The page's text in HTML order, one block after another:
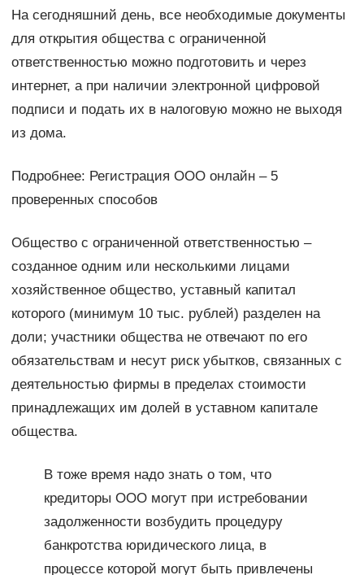
На сегодняшний день, все необходимые документы
для открытия общества с ограниченной
ответственностью можно подготовить и через
интернет, а при наличии электронной цифровой
подписи и подать их в налоговую можно не выходя
из дома.
Подробнее: Регистрация ООО онлайн – 5
проверенных способов
Общество с ограниченной ответственностью –
созданное одним или несколькими лицами
хозяйственное общество, уставный капитал
которого (минимум 10 тыс. рублей) разделен на
доли; участники общества не отвечают по его
обязательствам и несут риск убытков, связанных с
деятельностью фирмы в пределах стоимости
принадлежащих им долей в уставном капитале
общества.
В тоже время надо знать о том, что
кредиторы ООО могут при истребовании
задолженности возбудить процедуру
банкротства юридического лица, в
процессе которой могут быть привлечены